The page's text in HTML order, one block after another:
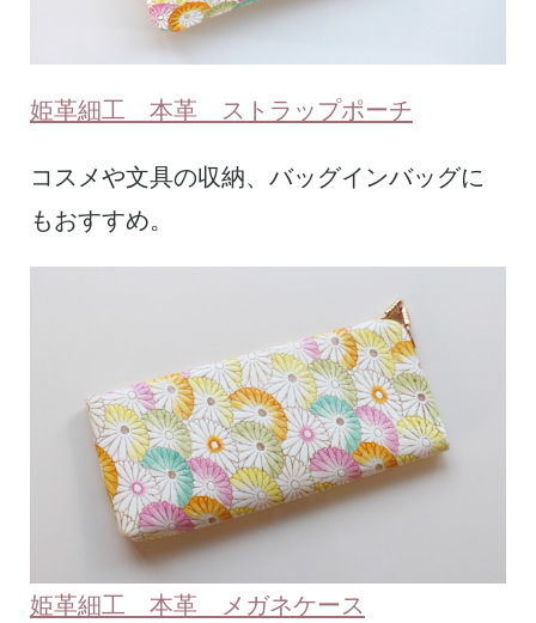
姫革細工 本革 ストラップポーチ
コスメや文具の収納、バッグインバッグに
もおすすめ。
姫革細工 本革 メガネケース